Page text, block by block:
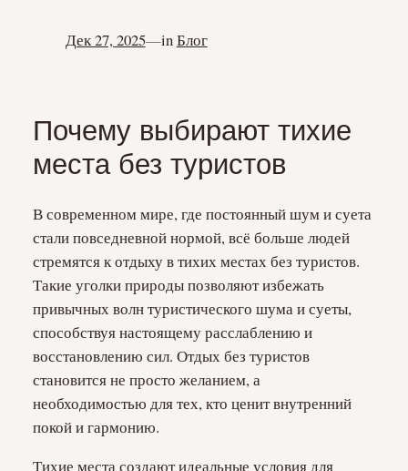
Дек 27, 2025—inБлог
Почему выбирают тихие
места без туристов
В современном мире, где постоянный шум и суета
стали повседневной нормой, всё больше людей
стремятся к отдыху в тихих местах без туристов.
Такие уголки природы позволяют избежать
привычных волн туристического шума и суеты,
способствуя настоящему расслаблению и
восстановлению сил. Отдых без туристов
становится не просто желанием, а
необходимостью для тех, кто ценит внутренний
покой и гармонию.
Тихие места создают идеальные условия для